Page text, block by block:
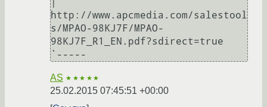
http://www.apcmedia.com/salestool
s/MPAO-98KJ7F/MPAO-
98KJ7F_R1_EN.pdf?sdirect=true
AS ★★★★★
25.02.2015 07:45:51 +00:00